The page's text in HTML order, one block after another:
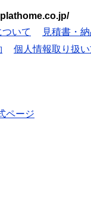
いて 見積書・
個人情報取り扱
ページ